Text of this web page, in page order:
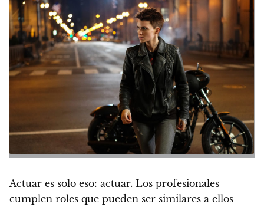
Actuar es solo eso: actuar. Los profesionales
cumplen roles que pueden ser similares a ellos